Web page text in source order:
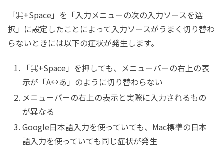
「⌘+Space」を「入力メニューの次の入力ソースを選
択」に設定したことによって入力ソースがうまく切り替わ
らないときには以下の症状が発生します。
「⌘+Space」を押しても、メニューバーの右上の表
示が「A↔あ」のように切り替わらない
メニューバーの右上の表示と実際に入力されるもの
が異なる
Google日本語入力を使っていても、Mac標準の日本
語入力を使っていても同じ症状が発生